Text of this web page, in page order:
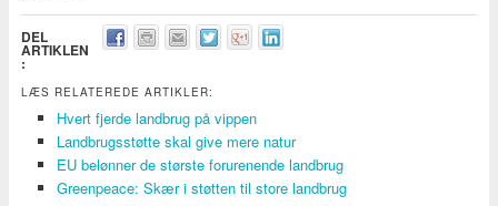
DEL
ARTIKLEN
:
LÆS RELATEREDE ARTIKLER:
Hvert fjerde landbrug på vippen
Landbrugsstøtte skal give mere natur
EU belønner de største forurenende landbrug
Greenpeace: Skær i støtten til store landbrug